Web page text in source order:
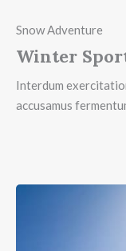
Snow Adventure
Winter
Interdum
accusamus